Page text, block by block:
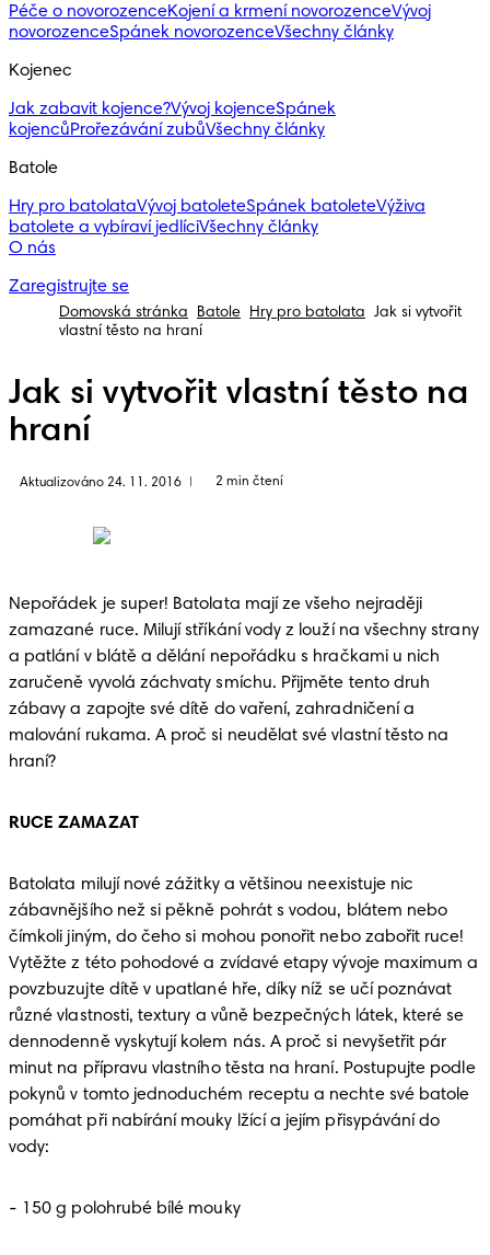
Péče o novorozenceKojení a krmení novorozenceVývoj
novorozenceSpánek novorozenceVšechny články
Kojenec
Jak zabavit kojence?Vývoj kojenceSpánek
kojencůProřezávání zubůVšechny články
Batole
Hry pro batolataVývoj batoleteSpánek batoleteVýživa
batolete a vybíraví jedlíciVšechny články
O nás
Zaregistrujte se
Domovská stránka Batole Hry pro batolata
Jak si vytvořit
vlastní těsto na hraní
Jak si vytvořit vlastní těsto na
hraní
Aktualizováno 24. 11. 2016 2 min čtení
Nepořádek je super! Batolata mají ze všeho nejraději
zamazané ruce. Milují stříkání vody z louží na všechny strany
a patlání v blátě a dělání nepořádku s hračkami u nich
zaručeně vyvolá záchvaty smíchu. Přijměte tento druh
zábavy a zapojte své dítě do vaření, zahradničení a
malování rukama. A proč si neudělat své vlastní těsto na
hraní?
RUCE ZAMAZAT
Batolata milují nové zážitky a většinou neexistuje nic
zábavnějšího než si pěkně pohrát s vodou, blátem nebo
čímkoli jiným, do čeho si mohou ponořit nebo zabořit ruce!
Vytěžte z této pohodové a zvídavé etapy vývoje maximum a
povzbuzujte dítě v upatlané hře, díky níž se učí poznávat
různé vlastnosti, textury a vůně bezpečných látek, které se
dennodenně vyskytují kolem nás. A proč si nevyšetřit pár
minut na přípravu vlastního těsta na hraní. Postupujte podle
pokynů v tomto jednoduchém receptu a nechte své batole
pomáhat při nabírání mouky lžící a jejím přisypávání do
vody:
- 150 g polohrubé bílé mouky